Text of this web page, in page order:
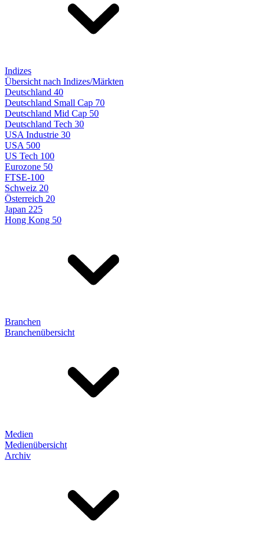
Indizes
Übersicht nach Indizes/Märkten
Deutschland 40
Deutschland Small Cap 70
Deutschland Mid Cap 50
Deutschland Tech 30
USA Industrie 30
USA 500
US Tech 100
Eurozone 50
FTSE-100
Schweiz 20
Österreich 20
Japan 225
Hong Kong 50
Branchen
Branchenübersicht
Medien
Medienübersicht
Archiv